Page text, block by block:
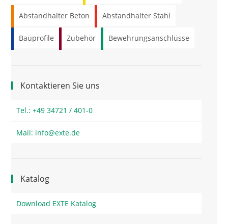
Abstandhalter Beton Abstandhalter Stahl
Bauprofile Zubehör Bewehrungsanschlüsse
Kontaktieren Sie uns
Tel.: +49 34721 / 401-0
Mail: info@exte.de
Katalog
Download EXTE Katalog